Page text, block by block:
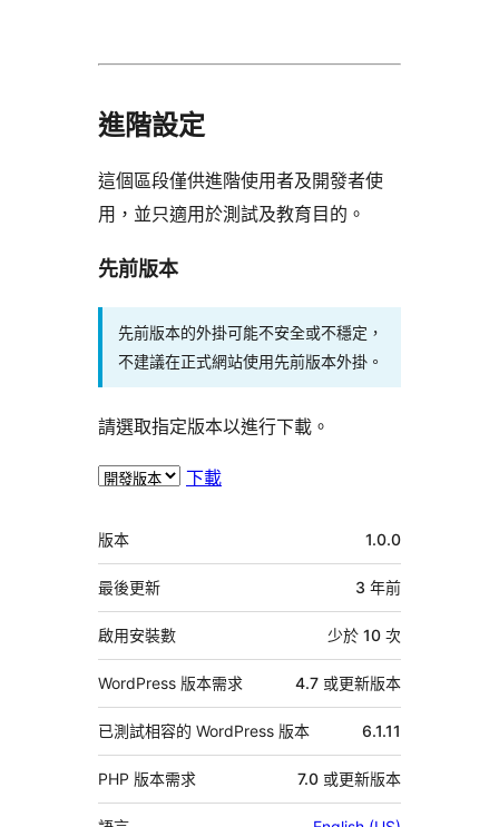
進階設定
這個區段僅供進階使用者及開發者使
用，並只適用於測試及教育目的。
先前版本
先前版本的外掛可能不安全或不穩定，
不建議在正式網站使用先前版本外掛。
請選取指定版本以進行下載。
下載
中
繼
資
料
版本 1.0.0
最後更新 3 年前
啟用安裝數 少於 10 次
WordPress 版本需求 4.7 或更新版本
已測試相容的 WordPress 版本 6.1.11
PHP 版本需求 7.0 或更新版本